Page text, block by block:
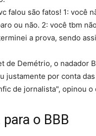
falou são fatos! 1: você
ou não. 2: você tbm
a prova, sendo
de Demétrio, o nadador
justamente por conta
de jornalista", opinou o
o BBB